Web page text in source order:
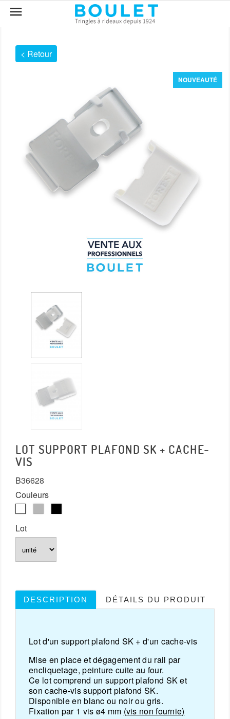

< Retour
NOUVEAUTÉ
LOT SUPPORT PLAFOND SK + CACHE-
VIS
B36628
Couleurs
Lot
DESCRIPTION DÉTAILS DU PRODUIT
Lot d'un support plafond SK + d'un cache-vis
Mise en place et dégagement du rail par
encliquetage, peinture cuite au four.
Ce lot comprend un support plafond SK et
son cache-vis support plafond SK.
Disponible en blanc ou noir ou gris.
Fixation par 1 vis ø4 mm (vis non fournie)